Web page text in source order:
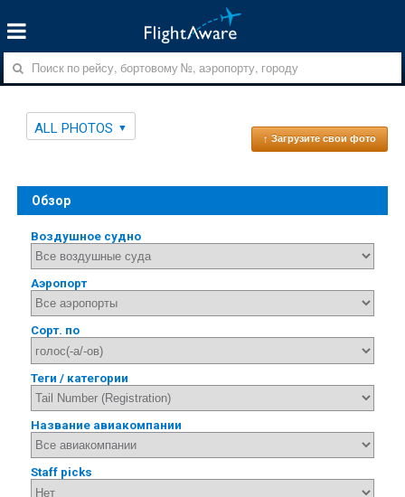
ALL PHOTOS
↑ Загрузите свои фото
Обзор
Воздушное судно
Аэропорт
Сорт. по
Теги / категории
Название авиакомпании
Staff picks